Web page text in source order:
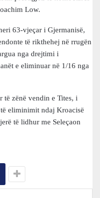
Low.
63-vjeçar i Gjermanisë,
të rikthehej në rrugën
nga drejtimi i
e eliminuar në 1/16 nga
të zënë vendin e Tites, i
eliminimit ndaj Kroacisë
të lidhur me Seleçaon